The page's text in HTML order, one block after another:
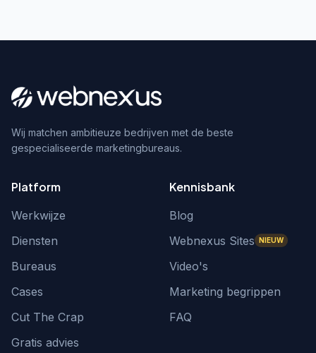
Wij matchen ambitieuze bedrijven met de beste
gespecialiseerde marketingbureaus.
Platform
Werkwijze
Diensten
Bureaus
Cases
Cut The Crap
Gratis advies
Kennisbank
Blog
Webnexus Sites NIEUW
Video's
Marketing begrippen
FAQ